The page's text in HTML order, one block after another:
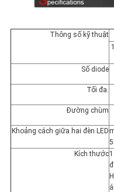
Thông số kỹ thuật
Số diode
Tối đa.
Đường chùm
Khoảng cách giữa hai đèn LED
Kích thước